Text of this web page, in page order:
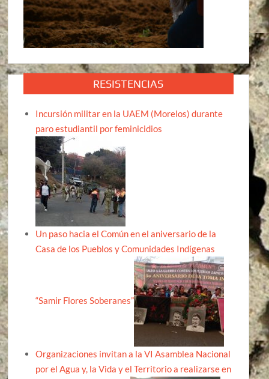
RESISTENCIAS
Incursión militar en la UAEM (Morelos) durante
paro estudiantil por feminicidios
Un paso hacia el Común en el aniversario de la
Casa de los Pueblos y Comunidades Indígenas
“Samir Flores Soberanes”
Organizaciones invitan a la VI Asamblea Nacional
por el Agua y, la Vida y el Territorio a realizarse en